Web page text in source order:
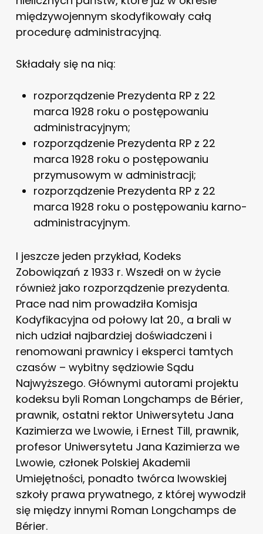
międzywojennym skodyfikowały całą
procedurę administracyjną.
Składały się na nią:
rozporządzenie Prezydenta RP z 22
marca 1928 roku o postępowaniu
administracyjnym;
rozporządzenie Prezydenta RP z 22
marca 1928 roku o postępowaniu
przymusowym w administracji;
rozporządzenie Prezydenta RP z 22
marca 1928 roku o postępowaniu karno-
administracyjnym.
I jeszcze jeden przykład, Kodeks
Zobowiązań z 1933 r. Wszedł on w życie
również jako rozporządzenie prezydenta.
Prace nad nim prowadziła Komisja
Kodyfikacyjna od połowy lat 20., a brali w
nich udział najbardziej doświadczeni i
renomowani prawnicy i eksperci tamtych
czasów – wybitny sędziowie Sądu
Najwyższego. Głównymi autorami projektu
kodeksu byli Roman Longchamps de Bérier,
prawnik, ostatni rektor Uniwersytetu Jana
Kazimierza we Lwowie, i Ernest Till, prawnik,
profesor Uniwersytetu Jana Kazimierza we
Lwowie, członek Polskiej Akademii
Umiejętności, ponadto twórca lwowskiej
szkoły prawa prywatnego, z której wywodził
się między innymi Roman Longchamps de
Bérier.